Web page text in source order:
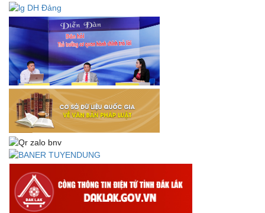
hợp liên ngành
Thông báo về việc tải biểu mẫu báo cáo kết quả 06 năm
thực hiện Nghị quyết số 18-NQ/TW và Nghị quyết số 19-
NQ/TW
Thư chúc mừng của Bộ trưởng Bộ Nội vụ nhân dịp kỷ
niệm 78 năm Ngày thành lập Bộ Nội vụ, Ngày truyền
thống ngành Tổ chức nhà nước (28/8/1945-28/8/2023)
Thông báo về việc đăng tải Bộ câu hỏi và gợi ý trả lời Hội
thi dân vận khéo năm 2023